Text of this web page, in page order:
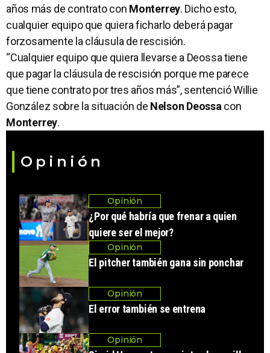
años más de contrato con Monterrey. Dicho esto,
cualquier equipo que quiera ficharlo deberá pagar
forzosamente la cláusula de rescisión.
“Cualquier equipo que quiera llevarse a Deossa tiene
que pagar la cláusula de rescisión porque me parece
que tiene contrato por tres años más”, sentenció Willie
González sobre la situación de Nelson Deossacon
Monterrey.
Opinión
Opinión
¿Por qué habría que frenar a quien
quiere ser el mejor?
Opinión
El pitcher también gana sin ponchar
Opinión
El error también se entrena
Opinión